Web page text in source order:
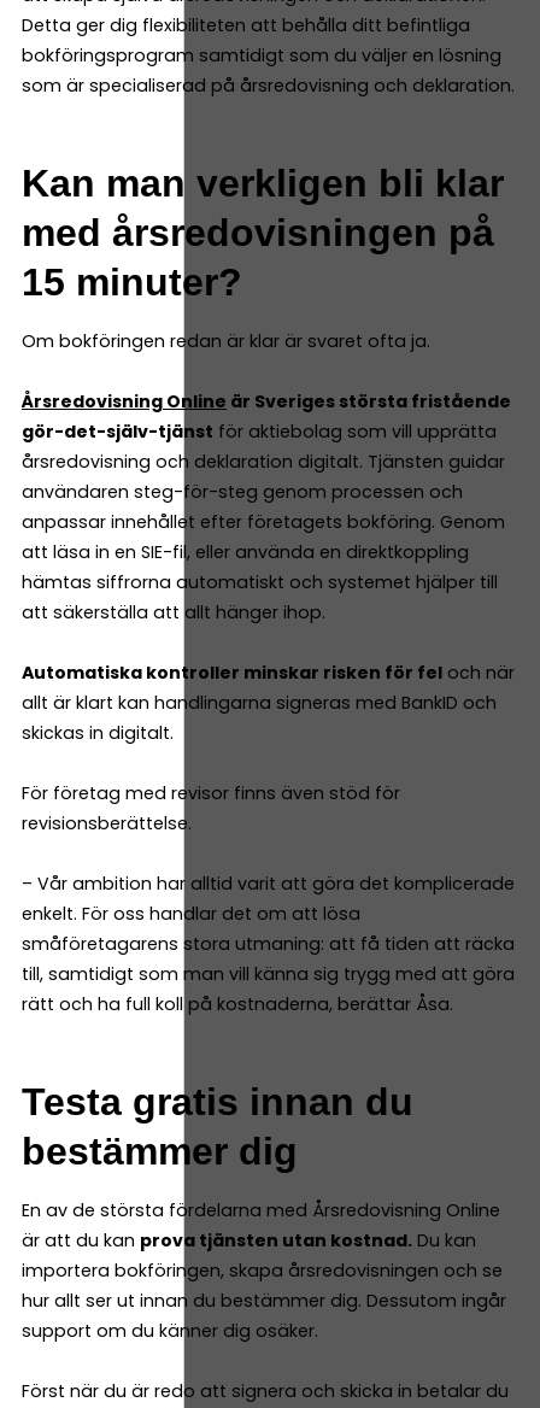
Detta ger dig flexibiliteten att behålla ditt befintliga
bokföringsprogram samtidigt som du väljer en lösning
som är specialiserad på årsredovisning och deklaration.
Kan man verkligen bli klar
med årsredovisningen på
15 minuter?
Om bokföringen redan är klar är svaret ofta ja.
Årsredovisning Online är Sveriges största fristående
gör-det-själv-tjänst för aktiebolag som vill upprätta
årsredovisning och deklaration digitalt. Tjänsten guidar
användaren steg-för-steg genom processen och
anpassar innehållet efter företagets bokföring. Genom
att läsa in en SIE-fil, eller använda en direktkoppling
hämtas siffrorna automatiskt och systemet hjälper till
att säkerställa att allt hänger ihop.
Automatiska kontroller minskar risken för fel och när
allt är klart kan handlingarna signeras med BankID och
skickas in digitalt.
För företag med revisor finns även stöd för
revisionsberättelse.
– Vår ambition har alltid varit att göra det komplicerade
enkelt. För oss handlar det om att lösa
småföretagarens stora utmaning: att få tiden att räcka
till, samtidigt som man vill känna sig trygg med att göra
rätt och ha full koll på kostnaderna, berättar Åsa.
Testa gratis innan du
bestämmer dig
En av de största fördelarna med Årsredovisning Online
är att du kan prova tjänsten utan kostnad. Du kan
importera bokföringen, skapa årsredovisningen och se
hur allt ser ut innan du bestämmer dig. Dessutom ingår
support om du känner dig osäker.
Först när du är redo att signera och skicka in betalar du